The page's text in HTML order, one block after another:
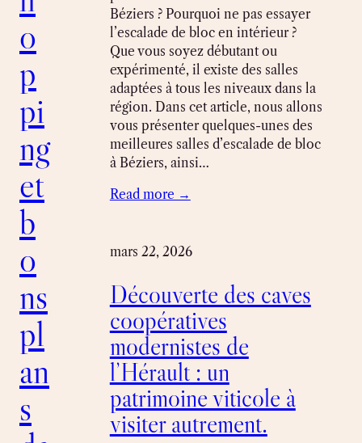
o
p
pi
ng
et
b
o
ns
pl
an
s
Béziers ? Pourquoi ne pas essayer
l’escalade de bloc en intérieur ?
Que vous soyez débutant ou
expérimenté, il existe des salles
adaptées à tous les niveaux dans la
région. Dans cet article, nous allons
vous présenter quelques-unes des
meilleures salles d’escalade de bloc
à Béziers, ainsi…
Read more →
mars 22, 2026
Découverte des caves
coopératives
modernistes de
l’Hérault : un
patrimoine viticole à
visiter autrement.